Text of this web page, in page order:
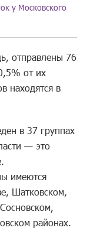
у Московского
отправлены 76
от их
находятся в
в 37 группах
— это
имеются
Шатковском,
районах.